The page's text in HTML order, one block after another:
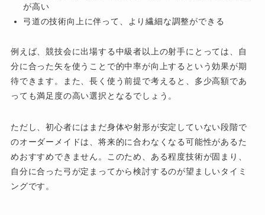
が高い
弓道の技術向上に伴って、より繊細な調整ができる
例えば、競技会に出場する中級者以上の射手にとっては、自
分に合った矢を使うことで的中率が向上するという効果が期
待できます。また、長く使う前提で考えると、多少高額であ
っても満足度の高い選択となるでしょう。
ただし、初心者にはまだ身体や射形が安定していない段階で
のオーダーメイドは、将来的に合わなくなる可能性があるた
めおすすめできません。このため、ある程度技術が固まり、
自分に合った弓が定まってから検討するのが望ましいタイミ
ングです。